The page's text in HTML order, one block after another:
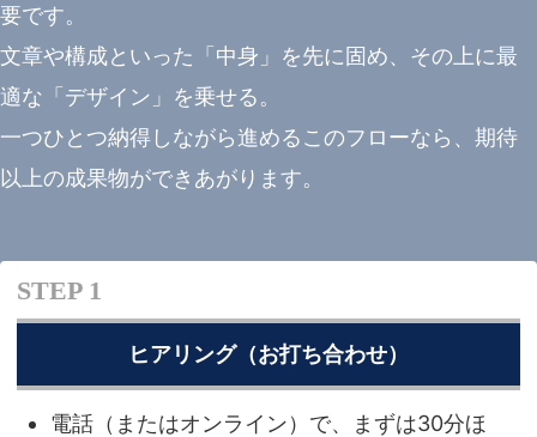
要です。
文章や構成といった「中身」を先に固め、その上に最
適な「デザイン」を乗せる。
一つひとつ納得しながら進めるこのフローなら、期待
以上の成果物ができあがります。
STEP 1
ヒアリング（お打ち合わせ）
電話（またはオンライン）で、まずは30分ほ